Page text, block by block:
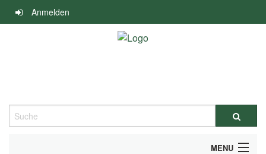
Navigation
überspringen
Anmelden
Suche
MENU